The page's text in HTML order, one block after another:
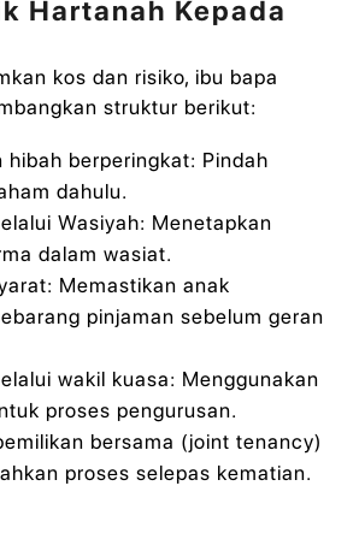
Hartanah Kepada
kos dan risiko, ibu bapa
struktur berikut:
hibah berperingkat: Pindah
dahulu.
Wasiyah: Menetapkan
dalam wasiat.
Memastikan anak
pinjaman sebelum geran
wakil kuasa: Menggunakan
proses pengurusan.
bersama (joint tenancy)
proses selepas kematian.